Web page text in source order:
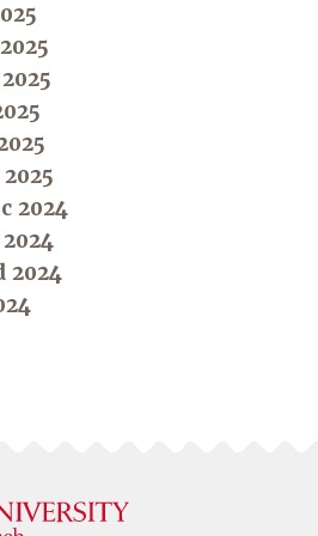
2024
2024